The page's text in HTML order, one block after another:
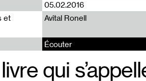
05.02.2016
et
Avital Ronell
Écouter
qui